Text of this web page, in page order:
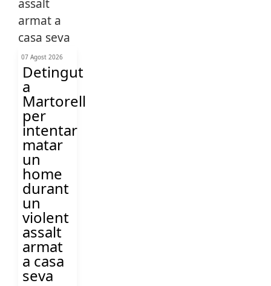
07 Agost 2026
Detingut
a
Martorell
per
intentar
matar
un
home
durant
un
violent
assalt
armat
a casa
seva